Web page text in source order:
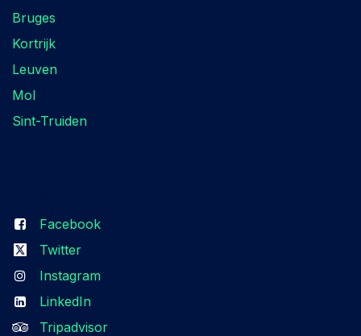
Bruges
Kortrijk
Leuven
Mol
Sint-Truiden
Facebook
Twitter
Instagram
LinkedIn
Tripadvisor